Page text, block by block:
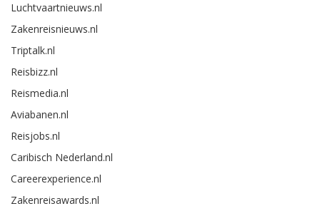
Luchtvaartnieuws.nl
Zakenreisnieuws.nl
Triptalk.nl
Reisbizz.nl
Reismedia.nl
Aviabanen.nl
Reisjobs.nl
Caribisch Nederland.nl
Careerexperience.nl
Zakenreisawards.nl